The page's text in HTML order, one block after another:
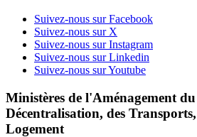
Suivez-nous sur Facebook
Suivez-nous sur X
Suivez-nous sur Instagram
Suivez-nous sur Linkedin
Suivez-nous sur Youtube
Ministères de l'Aménagement
Décentralisation, des
Logement